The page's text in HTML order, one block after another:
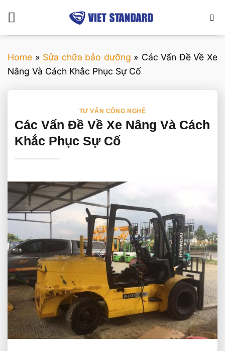
qua
nội
Home » Sửa chữa bảo dưỡng » Các Vấn Đề Về Xe
Nâng Và Cách Khắc Phục Sự Cố
TƯ VẤN CÔNG NGHỆ
Các Vấn Đề Về Xe Nâng Và Cách
Khắc Phục Sự Cố